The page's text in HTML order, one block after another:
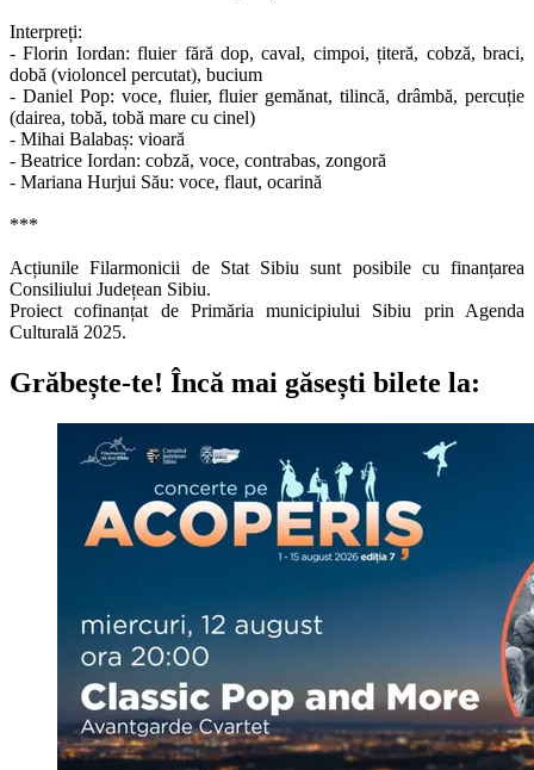
Interpreți:
- Florin Iordan: fluier fără dop, caval, cimpoi, țiteră, cobză, braci,
dobă (violoncel percutat), bucium
- Daniel Pop: voce, fluier, fluier gemănat, tilincă, drâmbă, percuție
(dairea, tobă, tobă mare cu cinel)
- Mihai Balabaș: vioară
- Beatrice Iordan: cobză, voce, contrabas, zongoră
- Mariana Hurjui Său: voce, flaut, ocarină
***
Acțiunile Filarmonicii de Stat Sibiu sunt posibile cu finanțarea
Consiliului Județean Sibiu.
Proiect cofinanțat de Primăria municipiului Sibiu prin Agenda
Culturală 2025.
Grăbește-te! Încă mai găsești bilete la: